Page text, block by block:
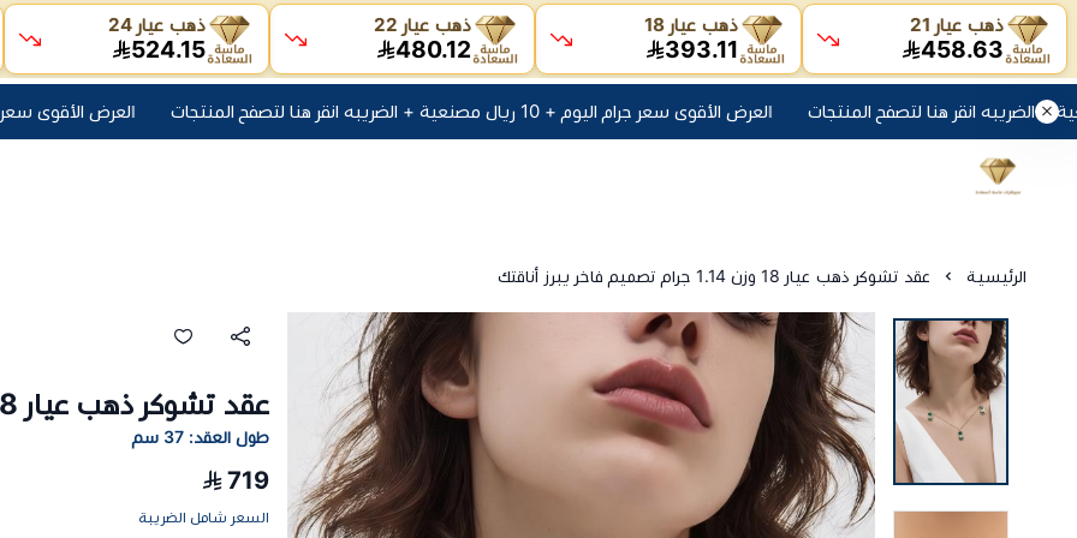
العرض الأقوى سعر جرام اليوم + 10 ريال مصنعية + الضريبه انقر هنا لتصفح المنتجات العرض الأقوى سعر جرام اليوم + 10 ريال مصنعية + الضريبه
الرئيسية عقد تشوكر ذهب عيار 18 وزن 1.14 جرام تصميم فاخر يبرز أناقتك
عقد تشوكر ذهب عيار 18 وزن 1.14 جرام تصميم فاخر يبرز أناقتك
طول العقد: 37 سم
719
السعر شامل الضريبة
ذهب عيار 21
458.63
ذهب عيار 18
393.11
ذهب عيار 22
480.12
ذهب عيار 24
524.15